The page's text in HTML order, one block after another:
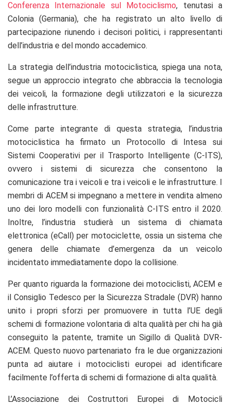
Conferenza Internazionale sul Motociclismo, tenutasi a
Colonia (Germania), che ha registrato un alto livello di
partecipazione riunendo i decisori politici, i rappresentanti
dell’industria e del mondo accademico.
La strategia dell’industria motociclistica, spiega una nota,
segue un approccio integrato che abbraccia la tecnologia
dei veicoli, la formazione degli utilizzatori e la sicurezza
delle infrastrutture.
Come parte integrante di questa strategia, l’industria
motociclistica ha firmato un Protocollo di Intesa sui
Sistemi Cooperativi per il Trasporto Intelligente (C-ITS),
ovvero i sistemi di sicurezza che consentono la
comunicazione tra i veicoli e tra i veicoli e le infrastrutture. I
membri di ACEM si impegnano a mettere in vendita almeno
uno dei loro modelli con funzionalità C-ITS entro il 2020.
Inoltre, l’industria studierà un sistema di chiamata
elettronica (eCall) per motociclette, ossia un sistema che
genera delle chiamate d’emergenza da un veicolo
incidentato immediatamente dopo la collisione.
Per quanto riguarda la formazione dei motociclisti, ACEM e
il Consiglio Tedesco per la Sicurezza Stradale (DVR) hanno
unito i propri sforzi per promuovere in tutta l’UE degli
schemi di formazione volontaria di alta qualità per chi ha già
conseguito la patente, tramite un Sigillo di Qualità DVR-
ACEM. Questo nuovo partenariato fra le due organizzazioni
punta ad aiutare i motociclisti europei ad identificare
facilmente l’offerta di schemi di formazione di alta qualità.
L’Associazione dei Costruttori Europei di Motocicli